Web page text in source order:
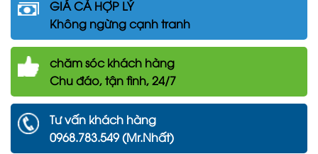
GIÁ CẢ HỢP LÝ
Không ngừng cạnh tranh
chămsóc khách hàng
Chu đáo, tận tình, 24/7
Tư vấn khách hàng
0968.783.549 (Mr.Nhất)